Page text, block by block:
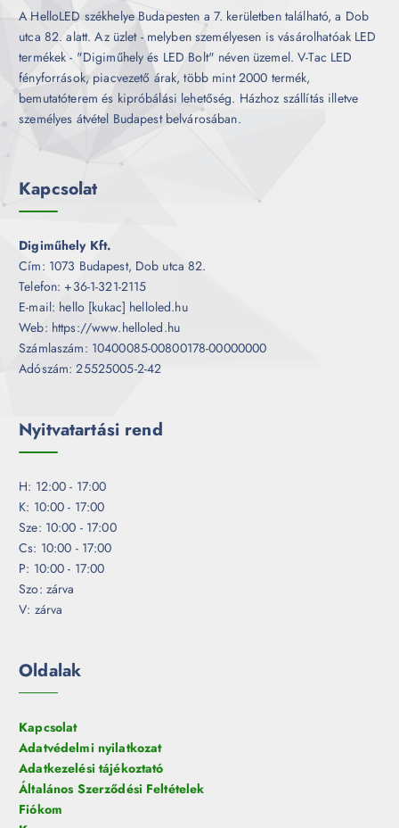
A HelloLED székhelye Budapesten a 7. kerületben található, a Dob
utca 82. alatt. Az üzlet - melyben személyesen is vásárolhatóak LED
termékek - "Digiműhely és LED Bolt" néven üzemel. V-Tac LED
fényforrások, piacvezető árak, több mint 2000 termék,
bemutatóterem és kipróbálási lehetőség. Házhoz szállítás illetve
személyes átvétel Budapest belvárosában.
Kapcsolat
Digiműhely Kft.
Cím: 1073 Budapest, Dob utca 82.
Telefon: +36-1-321-2115
E-mail: hello [kukac] helloled.hu
Web: https://www.helloled.hu
Számlaszám: 10400085-00800178-00000000
Adószám: 25525005-2-42
Nyitvatartási rend
H: 12:00 - 17:00
K: 10:00 - 17:00
Sze: 10:00 - 17:00
Cs: 10:00 - 17:00
P: 10:00 - 17:00
Szo: zárva
V: zárva
Oldalak
Kapcsolat
Adatvédelmi nyilatkozat
Adatkezelési tájékoztató
Általános Szerződési Feltételek
Fiókom